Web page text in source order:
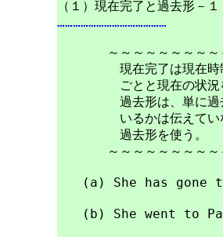
……………………………………
～～～～～～～～～～
現在完了は現在時制。
ごとと現在の状況を
過去形は、単に過去に
いるかは伝えていない
過去形を使う。
～～～～～～～～～～
(a) She has gone to
(b) She went to